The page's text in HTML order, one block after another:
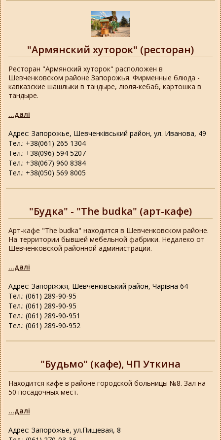
"Армянский хуторок" (ресторан)
Адрес: Запорожье, Шевченківський район, ул. Иванова, 49
Тел.: +38(061) 265 1304
Тел.: +38(096) 594 5207
Тел.: +38(067) 960 8384
Тел.: +38(050) 569 8005
Ресторан "Армянский хуторок" расположен в
Шевченковском районе Запорожья. Фирменные блюда -
кавказские шашлыки в тандыре, люля-кебаб, картошка в
тандыре.
...далі
"Будка" - "The budka" (арт-кафе)
Адрес: Запоріжжя, Шевченківський район, Чарівна 64
Тел.: (061) 289-90-95
Тел.: (061) 289-90-95
Тел.: (061) 289-90-951
Тел.: (061) 289-90-952
Арт-кафе "The budka" находится в Шевченковском районе.
На территории бывшей мебельной фабрики. Недалеко от
Шевченковской районной администрации.
...далі
"Будьмо" (кафе), ЧП Уткина
Адрес: Запорожье, ул.Пищевая, 8
Находится кафе в районе городской больницы №8. Зал на
50 посадочных мест.
...далі